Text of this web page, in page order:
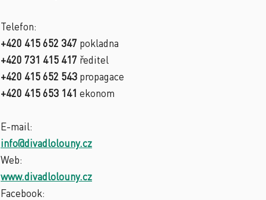
Telefon:
+420 415 652 347 pokladna
+420 731 415 417 ředitel
+420 415 652 543 propagace
+420 415 653 141 ekonom
E-mail:
info@divadlolouny.cz
Web:
www.divadlolouny.cz
Facebook: